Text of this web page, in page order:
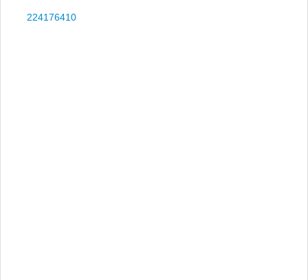
224176410